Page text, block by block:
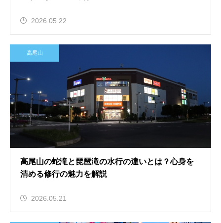
2026.05.22
高尾山
高尾山の蛇滝と琵琶滝の水行の違いとは？心身を
清める修行の魅力を解説
2026.05.21